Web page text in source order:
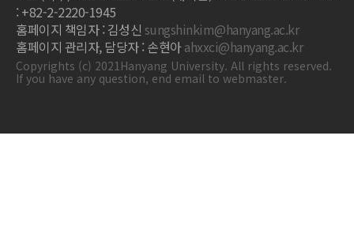
: +82-2-2220-1945
홈페이지 책임자 : 김성신 sungshinkim@hanyang.ac.kr
홈페이지 관리자, 담당자 : 손현아ahxxci@hanyang.ac.kr
Copyrights (c) 2021Hanyang University. All rights reserved.
If you have any question, end email to webmaster.